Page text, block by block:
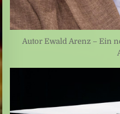
Autor Ewald Arenz – Ein